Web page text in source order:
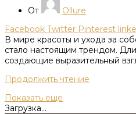
От
Ollure
Facebook Twitter Pinterest
В мире красоты и ухода за
стало настоящим трендом.​
создающие выразительный
Продолжить чтение
Показать еще
Загрузка...